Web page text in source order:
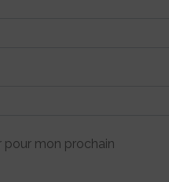
pour mon prochain